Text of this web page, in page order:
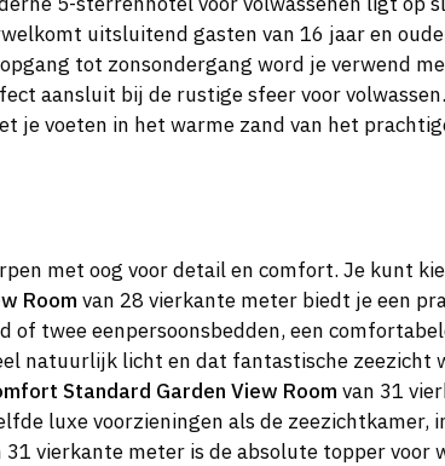
uitsluitend gasten van 16 jaar en
tot zonsondergang word je verwend
aansluit bij de rustige sfeer voor
je voeten in het warme zand van het
met oog voor detail en comfort. Je kunt
Room van 28 vierkante meter biedt je een
of twee eenpersoonsbedden, een
natuurlijk licht en dat fantastische zeezicht
Standard Garden View Room van 31
luxe voorzieningen als de zeezichtkamer,
31 vierkante meter is de absolute topper voor